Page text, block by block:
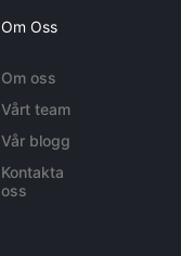
Om Oss
Om oss
Vårt team
Vår blogg
Kontakta
oss